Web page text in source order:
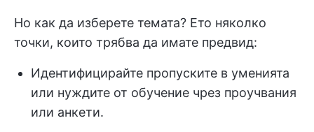
Но как да изберете темата? Ето няколко
точки, които трябва да имате предвид:
Идентифицирайте пропуските в уменията
или нуждите от обучение чрез проучвания
или анкети.